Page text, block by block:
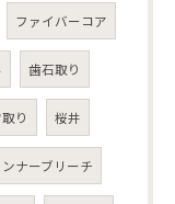
ファイバーコア
歯石取り
り 桜井
ンナーブリーチ